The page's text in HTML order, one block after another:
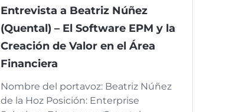
Entrevista a Beatriz Núñez
(Quental) – El Software EPM y la
Creación de Valor en el Área
Financiera
Nombre del portavoz: Beatriz Núñez
de la Hoz Posición: Enterprise